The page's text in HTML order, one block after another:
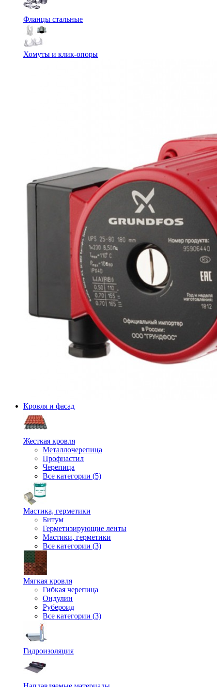
Фланцы стальные
Хомуты и клик-опоры
Кровля и фасад
Жесткая кровля
Металлочерепица
Профнастил
Черепица
Все категории (5)
Мастика, герметики
Битум
Герметизирующие ленты
Мастики, герметики
Все категории (3)
Мягкая кровля
Гибкая черепица
Ондулин
Рубероид
Все категории (3)
Гидроизоляция